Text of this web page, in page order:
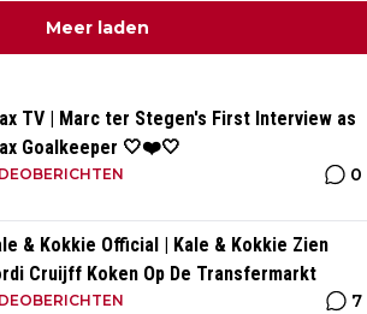
Meer laden
TV | Marc ter Stegen's First Interview as
Goalkeeper 🤍❤️🤍
0
& Kokkie Official | Kale & Kokkie Zien
Cruijff Koken Op De Transfermarkt
7